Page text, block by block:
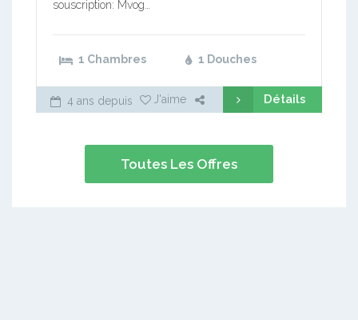
souscription: Mvog…
1 Chambres 1 Douches
4 ans depuis J'aime Détails
Toutes Les Offres